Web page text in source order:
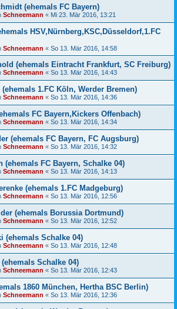
(ehemals FC Bayern)
Schneemann « Mi 23. Mär 2016, 13:21
HSV,Nürnberg,KSC,Düsseldorf,1.FC
Schneemann « So 13. Mär 2016, 14:58
(ehemals Eintracht Frankfurt, SC Freiburg)
Schneemann « So 13. Mär 2016, 14:43
1.FC Köln, Werder Bremen)
Schneemann « So 13. Mär 2016, 14:36
FC Bayern,Kickers Offenbach)
Schneemann « So 13. Mär 2016, 14:34
(ehemals FC Bayern, FC Augsburg)
Schneemann « So 13. Mär 2016, 14:32
(ehemals FC Bayern, Schalke 04)
Schneemann « So 13. Mär 2016, 14:13
(ehemals 1.FC Madgeburg)
Schneemann « So 13. Mär 2016, 12:56
(ehemals Borussia Dortmund)
Schneemann « So 13. Mär 2016, 12:52
(ehemals Schalke 04)
Schneemann « So 13. Mär 2016, 12:48
Schalke 04)
Schneemann « So 13. Mär 2016, 12:43
1860 München, Hertha BSC Berlin)
Schneemann « So 13. Mär 2016, 12:36